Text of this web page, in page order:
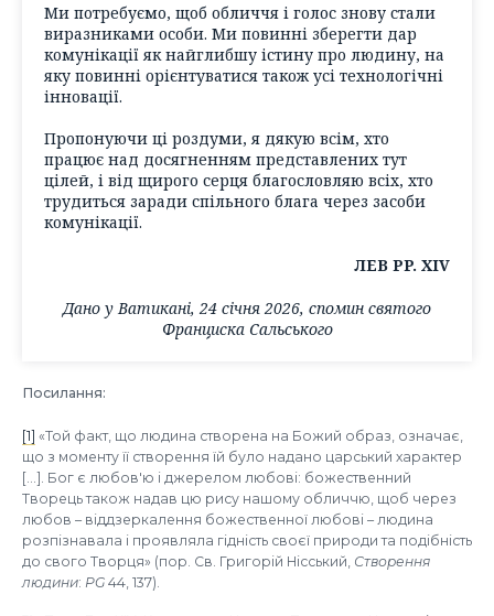
Ми потребуємо, щоб обличчя і голос знову стали
виразниками особи. Ми повинні зберегти дар
комунікації як найглибшу істину про людину, на
яку повинні орієнтуватися також усі технологічні
інновації.
Пропонуючи ці роздуми, я дякую всім, хто
працює над досягненням представлених тут
цілей, і від щирого серця благословляю всіх, хто
трудиться заради спільного блага через засоби
комунікації.
ЛЕВ PP. XIV
Дано у Ватикані, 24 січня 2026, спомин святого
Франциска Сальського
Посилання:
[1] «Той факт, що людина створена на Божий образ, означає,
що з моменту її створення їй було надано царський характер
[...]. Бог є любов'ю і джерелом любові: божественний
Творець також надав цю рису нашому обличчю, щоб через
любов – віддзеркалення божественної любові – людина
розпізнавала і проявляла гідність своєї природи та подібність
до свого Творця» (пор. Св. Григорій Нісський, Створення
людини: PG 44, 137).